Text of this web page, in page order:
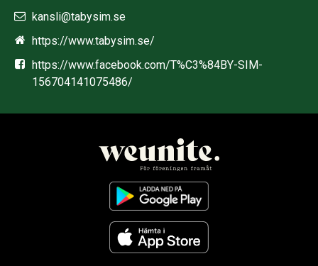
kansli@tabysim.se
https://www.tabysim.se/
https://www.facebook.com/T%C3%84BY-SIM-
156704141075486/